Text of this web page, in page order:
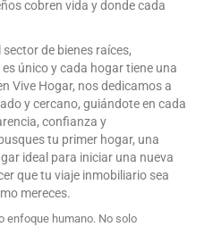
cobren vida y donde cada
de bienes raíces,
único y cada hogar tiene una
Vive Hogar, nos dedicamos a
y cercano, guiándote en cada
confianza y
tu primer hogar, una
ideal para iniciar una nueva
que tu viaje inmobiliario sea
mereces.
enfoque humano. No solo